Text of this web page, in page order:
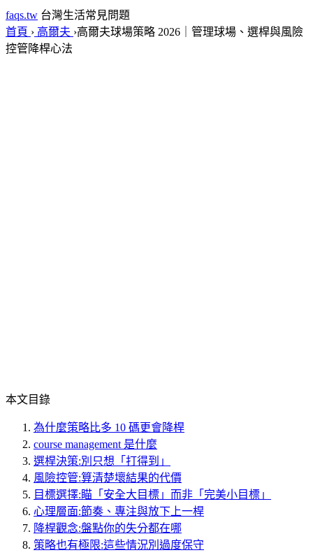
faqs.tw 台灣生活常見問題
首頁 › 高爾夫 ›高爾夫球場策略 2026｜管理球場、選桿與風險
控管降桿心法
本文目錄
為什麼策略比多 10 碼更會降桿
course management 是什麼
選桿決策:別只想「打得到」
風險控管:算清楚壞結果的代價
目標選擇:瞄「安全大目標」而非「完美小目標」
心理層面:節奏、專注與放下上一桿
降桿觀念:盤點你的失分都在哪
策略也有極限:這些情況別過度保守